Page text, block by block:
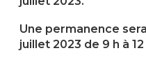
Une permanence
juillet 2023 de 9 h à 12